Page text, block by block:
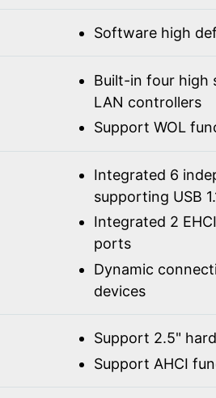
Software high
Built-in four high
LAN controllers
Support WOL
Integrated 6
supporting USB
Integrated 2
ports
Dynamic
devices
Support 2.5"
Support AHCI